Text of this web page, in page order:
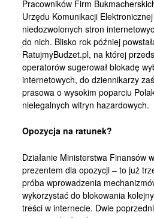
Pracowników Firm
Urzędu Komunikacji
niedozwolonych stron
do nich. Blisko rok później
RatujmyBudzet.pl, na której
operatorów sugerował blokadę
internetowych, do dziennikarzy
prasowa o wysokim poparciu
nielegalnych witryn hazardowych.
Opozycja na ratunek?
Działanie Ministerstwa Finansów
prezentem dla opozycji – to już
próba wprowadzenia
wykorzystać do blokowania
treści w internecie. Dwie